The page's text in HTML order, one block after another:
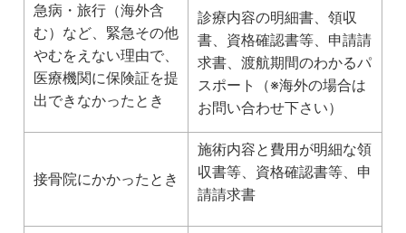
急病・旅行（海外含
む）など、緊急その他
やむをえない理由で、
医療機関に保険証を提
出できなかったとき
診療内容の明細書、領収
書、資格確認書等、申請請
求書、渡航期間のわかるパ
スポート（※海外の場合は
お問い合わせ下さい）
接骨院にかかったとき
施術内容と費用が明細な領
収書等、資格確認書等、 申
請請求書